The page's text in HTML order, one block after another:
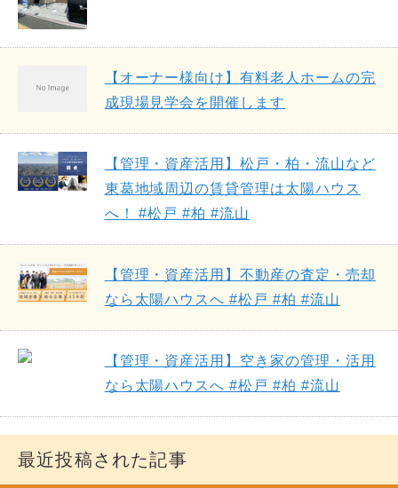
【オーナー様向け】有料老人ホームの完
成現場見学会を開催します
【管理・資産活用】松戸・柏・流山など
東葛地域周辺の賃貸管理は太陽ハウス
へ！ #松戸 #柏 #流山
【管理・資産活用】不動産の査定・売却
なら太陽ハウスへ #松戸 #柏 #流山
【管理・資産活用】空き家の管理・活用
なら太陽ハウスへ #松戸 #柏 #流山
最近投稿された記事